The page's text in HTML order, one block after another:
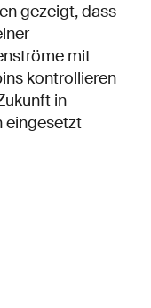
gezeigt, dass
mit
kontrollieren
in
eingesetzt